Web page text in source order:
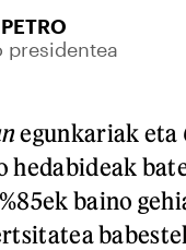
presidentea
egunkariak eta
hedabideak
baino